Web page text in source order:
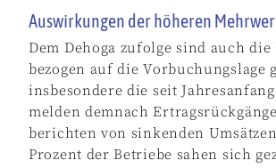
Auswirkungen der höheren
Dem Dehoga zufolge sind auch
bezogen auf die Vorbuchungslage
insbesondere die seit
melden demnach
berichten von sinkenden
Prozent der Betriebe sahen sich